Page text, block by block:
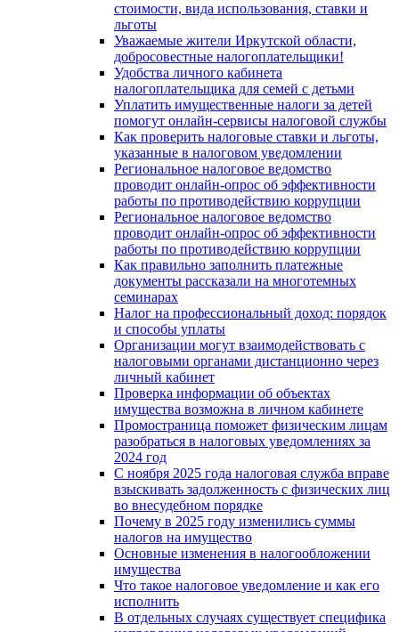
стоимости, вида использования, ставки и
льготы
Уважаемые жители Иркутской области,
добросовестные налогоплательщики!
Удобства личного кабинета
налогоплательщика для семей с детьми
Уплатить имущественные налоги за детей
помогут онлайн-сервисы налоговой службы
Как проверить налоговые ставки и льготы,
указанные в налоговом уведомлении
Региональное налоговое ведомство
проводит онлайн-опрос об эффективности
работы по противодействию коррупции
Региональное налоговое ведомство
проводит онлайн-опрос об эффективности
работы по противодействию коррупции
Как правильно заполнить платежные
документы рассказали на многотемных
семинарах
Налог на профессиональный доход: порядок
и способы уплаты
Организации могут взаимодействовать c
налоговыми органами дистанционно через
личный кабинет
Проверка информации об объектах
имущества возможна в личном кабинете
Промостраница поможет физическим лицам
разобраться в налоговых уведомлениях за
2024 год
С ноября 2025 года налоговая служба вправе
взыскивать задолженность с физических лиц
во внесудебном порядке
Почему в 2025 году изменились суммы
налогов на имущество
Основные изменения в налогообложении
имущества
Что такое налоговое уведомление и как его
исполнить
В отдельных случаях существует специфика